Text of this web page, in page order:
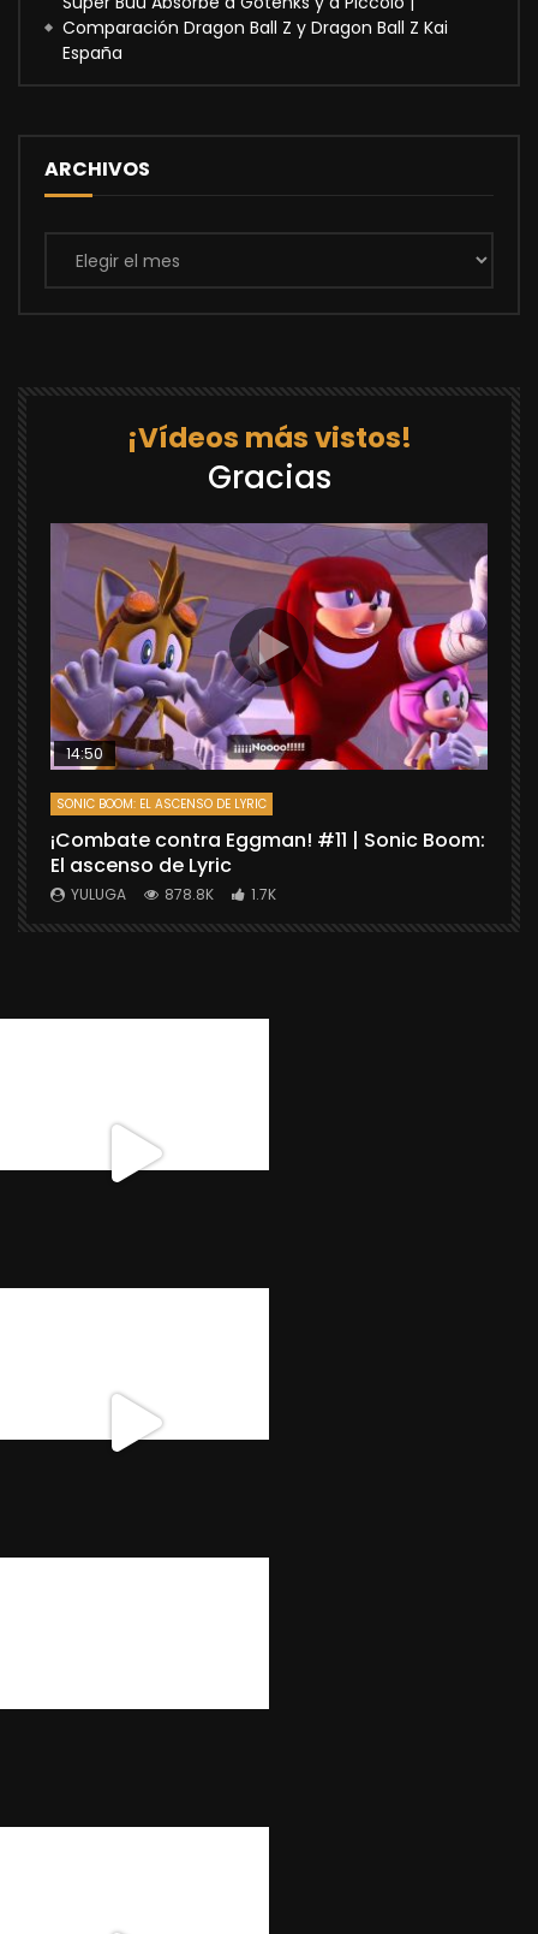
Comparación Dragon Ball Z y Dragon Ball Z Kai
España
ARCHIVOS
Archivos
¡Vídeos más vistos!
Gracias
14:50
SONIC BOOM: EL ASCENSO DE LYRIC
¡Combate contra Eggman! #11 | Sonic Boom:
El ascenso de Lyric
YULUGA 878.8K 1.7K